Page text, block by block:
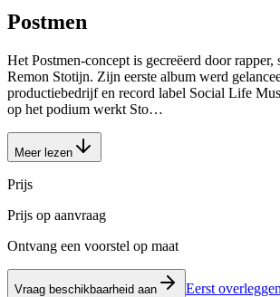
Postmen
Het Postmen-concept is gecreëerd door
Remon Stotijn. Zijn eerste album werd
productiebedrijf en record label Social Life
op het podium werkt Sto…
Meer lezen
Prijs
Prijs op aanvraag
Ontvang een voorstel op maat
Vraag beschikbaarheid aan Eerst